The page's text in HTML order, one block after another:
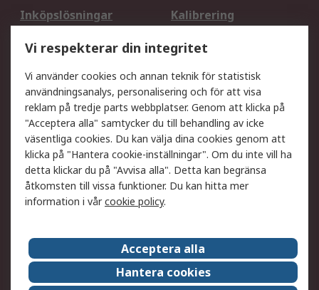
Inköpslösningar
Kalibrering
DesignSpark
Teknisk Support
Ditt lokala säljteam
Exportlösningar
Support
Få hjälp
Retur av varor
Leverans
Spåra din order
Begär en fakturakopi
Fördelar med RS-konto
Betalningsalternativ
Om RS
Försäljningsvillkor
Det juridiska
Press Centre
Vi respekterar din integritet
Vi använder cookies och annan teknik för statistisk
användningsanalys, personalisering och för att visa
reklam på tredje parts webbplatser. Genom att klicka på
"Acceptera alla" samtycker du till behandling av icke
väsentliga cookies. Du kan välja dina cookies genom att
klicka på "Hantera cookie-inställningar". Om du inte vill ha
detta klickar du på "Avvisa alla". Detta kan begränsa
åtkomsten till vissa funktioner. Du kan hitta mer
information i vårcookie policy.
Acceptera alla
Hantera cookies